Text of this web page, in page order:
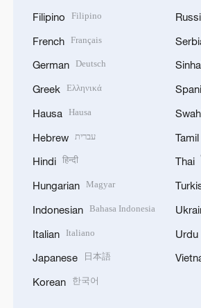
Filipino Filipino
French Français
German Deutsch
Greek Ελληνικά
Hausa Hausa
Hebrew עברית
Hindi हिन्दी
Hungarian Magyar
Indonesian Bahasa Indonesia
Italian Italiano
Japanese 日本語
Korean 한국어
Tamil
Thai
Urdu